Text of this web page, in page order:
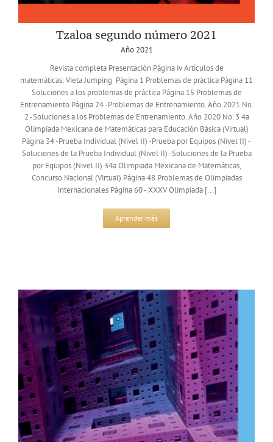
Tzaloa segundo número 2021
Año 2021
Revista completa Presentación Página iv Artículos de
matemáticas: Vieta Jumping Página 1 Problemas de práctica Página 11
Soluciones a los problemas de práctica Página 15 Problemas de
Entrenamiento Página 24 -Problemas de Entrenamiento. Año 2021 No.
2 -Soluciones a los Problemas de Entrenamiento. Año 2020 No. 3 4a
Olimpiada Mexicana de Matemáticas para Educación Básica (Virtual)
Página 34 -Prueba Individual (Nivel II) -Prueba por Equipos (Nivel II) -
Soluciones de la Prueba Individual (Nivel II) -Soluciones de la Prueba
por Equipos (Nivel II) 34a Olimpiada Mexicana de Matemáticas,
Concurso Nacional (Virtual) Página 48 Problemas de Olimpiadas
Internacionales Página 60 - XXXV Olimpiada [...]
Aprender más